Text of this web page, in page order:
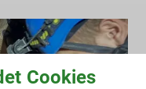
Cookies